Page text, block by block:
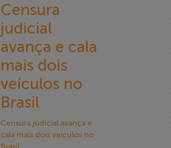
Censura
judicial
avança e cala
mais dois
veículos no
Brasil
Censura judicial avança e
cala mais dois veículos no